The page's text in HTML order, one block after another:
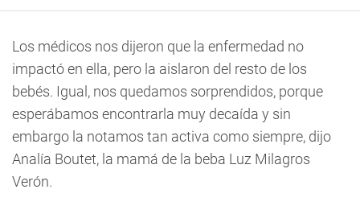
Los médicos nos dijeron que la enfermedad no
impactó en ella, pero la aislaron del resto de los
bebés. Igual, nos quedamos sorprendidos, porque
esperábamos encontrarla muy decaída y sin
embargo la notamos tan activa como siempre, dijo
Analía Boutet, la mamá de la beba Luz Milagros
Verón.